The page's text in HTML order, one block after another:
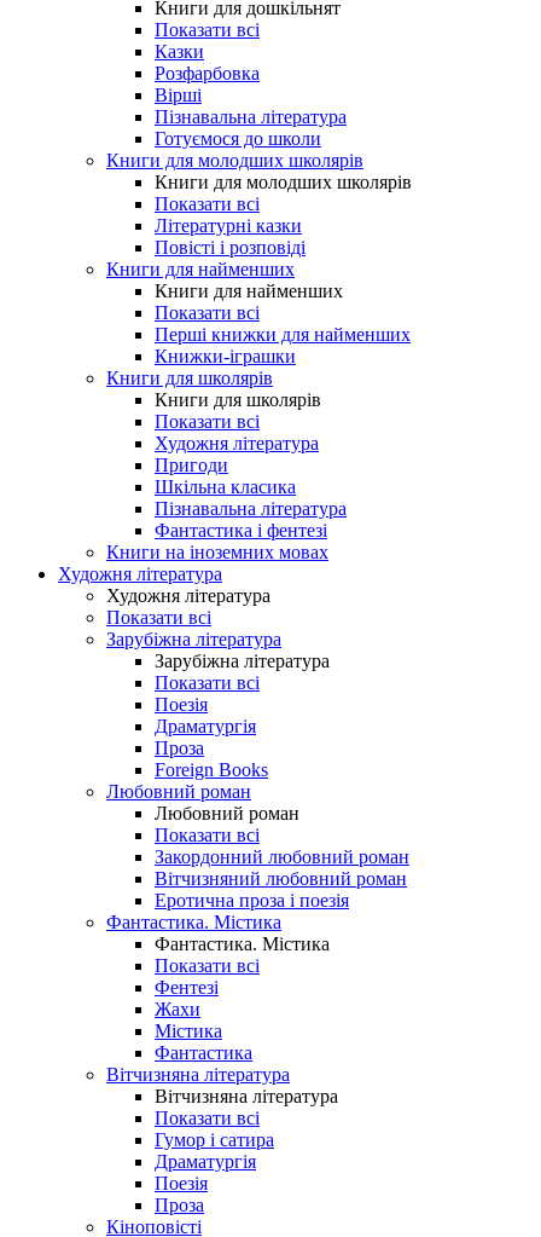
Книги для дошкільнят
Показати всі
Казки
Розфарбовка
Вірші
Пізнавальна література
Готуємося до школи
Книги для молодших школярів
Книги для молодших школярів
Показати всі
Літературні казки
Повісті і розповіді
Книги для найменших
Книги для найменших
Показати всі
Перші книжки для найменших
Книжки-іграшки
Книги для школярів
Книги для школярів
Показати всі
Художня література
Пригоди
Шкільна класика
Пізнавальна література
Фантастика і фентезі
Книги на іноземних мовах
Художня література
Художня література
Показати всі
Зарубіжна література
Зарубіжна література
Показати всі
Поезія
Драматургія
Проза
Foreign Books
Любовний роман
Любовний роман
Показати всі
Закордонний любовний роман
Вітчизняний любовний роман
Еротична проза і поезія
Фантастика. Містика
Фантастика. Містика
Показати всі
Фентезі
Жахи
Містика
Фантастика
Вітчизняна література
Вітчизняна література
Показати всі
Гумор і сатира
Драматургія
Поезія
Проза
Кіноповісті